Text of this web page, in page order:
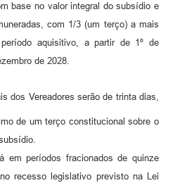
base no valor integral do subsídio e
com 1/3 (um terço) a mais
aquisitivo, a partir de 1º de
de 2028.
dos Vereadores serão de trinta dias,
de um terço constitucional sobre o
em períodos fracionados de quinze
recesso legislativo previsto na Lei